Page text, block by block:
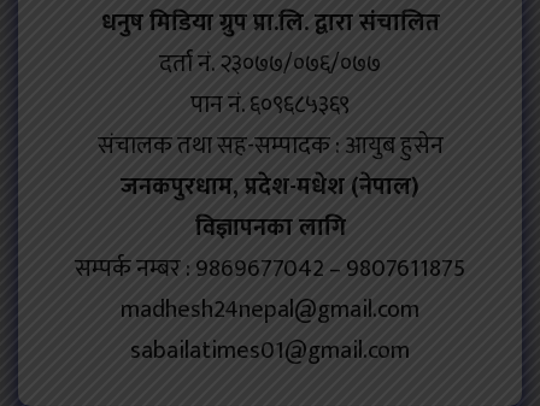
धनुष मिडिया ग्रुप प्रा.लि. द्वारा संचालित
दर्ता नं. २३०७७/०७६/०७७
पान नं. ६०९६८५३६९
संचालक तथा सह-सम्पादक : आयुब हुसेन
जनकपुरधाम, प्रदेश-मधेश (नेपाल)
विज्ञापनका लागि
सम्पर्क नम्बर : 9869677042 – 9807611875
madhesh24nepal@gmail.com
sabailatimes01@gmail.com